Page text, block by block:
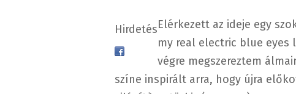
HirdetésElérkezett az ideje egy
my real electric blue eyes
végre megszereztem
színe inspirált arra, hogy újra